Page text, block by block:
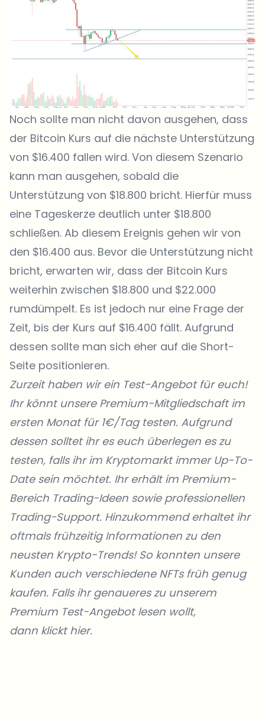
Noch sollte man nicht davon ausgehen, dass
der Bitcoin Kurs auf die nächste Unterstützung
von $16.400 fallen wird. Von diesem Szenario
kann man ausgehen, sobald die
Unterstützung von $18.800 bricht. Hierfür muss
eine Tageskerze deutlich unter $18.800
schließen. Ab diesem Ereignis gehen wir von
den $16.400 aus. Bevor die Unterstützung nicht
bricht, erwarten wir, dass der Bitcoin Kurs
weiterhin zwischen $18.800 und $22.000
rumdümpelt. Es ist jedoch nur eine Frage der
Zeit, bis der Kurs auf $16.400 fällt. Aufgrund
dessen sollte man sich eher auf die Short-
Seite positionieren.
Zurzeit haben wir ein Test-Angebot für euch!
Ihr könnt unsere Premium-Mitgliedschaft im
ersten Monat für 1€/Tag testen. Aufgrund
dessen solltet ihr es euch überlegen es zu
testen, falls ihr im Kryptomarkt immer Up-To-
Date sein möchtet. Ihr erhält im Premium-
Bereich Trading-Ideen sowie professionellen
Trading-Support. Hinzukommend erhaltet ihr
oftmals frühzeitig Informationen zu den
neusten Krypto-Trends! So konnten unsere
Kunden auch verschiedene NFTs früh genug
kaufen. Falls ihr genaueres zu unserem
Premium Test-Angebot lesen wollt,
dann klickt hier.